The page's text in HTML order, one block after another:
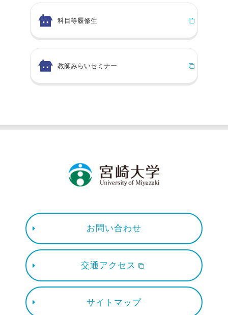
科目等履修生
教師みらいセミナー
お問い合わせ
交通アクセス
サイトマップ